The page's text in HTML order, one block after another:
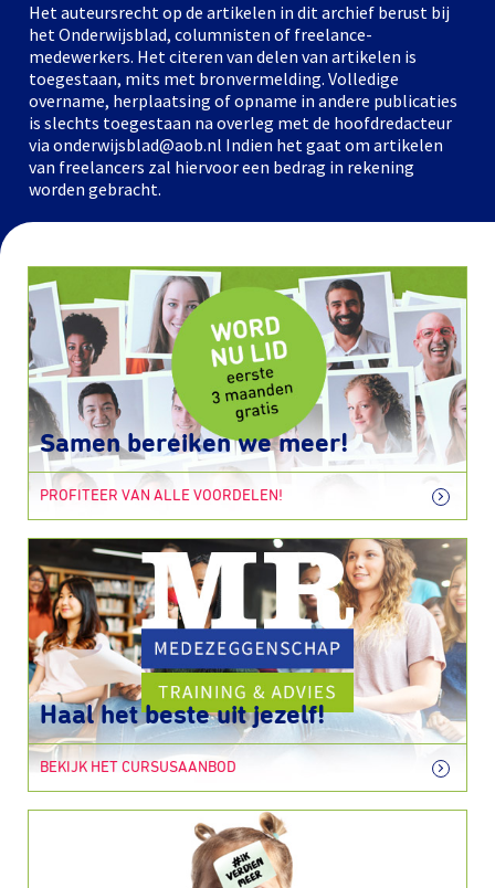
Het auteursrecht op de artikelen in dit archief berust bij
het Onderwijsblad, columnisten of freelance-
medewerkers. Het citeren van delen van artikelen is
toegestaan, mits met bronvermelding. Volledige
overname, herplaatsing of opname in andere publicaties
is slechts toegestaan na overleg met de hoofdredacteur
via onderwijsblad@aob.nl Indien het gaat om artikelen
van freelancers zal hiervoor een bedrag in rekening
worden gebracht.
Samen bereiken we meer!
PROFITEER VAN ALLE VOORDELEN!
Haal het beste uit jezelf!
BEKIJK HET CURSUSAANBOD